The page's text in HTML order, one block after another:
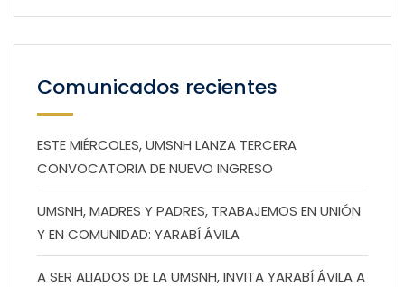
Comunicados recientes
ESTE MIÉRCOLES, UMSNH LANZA TERCERA
CONVOCATORIA DE NUEVO INGRESO
UMSNH, MADRES Y PADRES, TRABAJEMOS EN UNIÓN
Y EN COMUNIDAD: YARABÍ ÁVILA
A SER ALIADOS DE LA UMSNH, INVITA YARABÍ ÁVILA A